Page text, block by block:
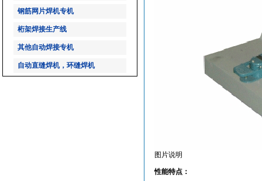
钢筋网片焊机专机
桁架焊接生产线
其他自动焊接专机
自动直缝焊机，环缝焊机
图片说明
性能特点：